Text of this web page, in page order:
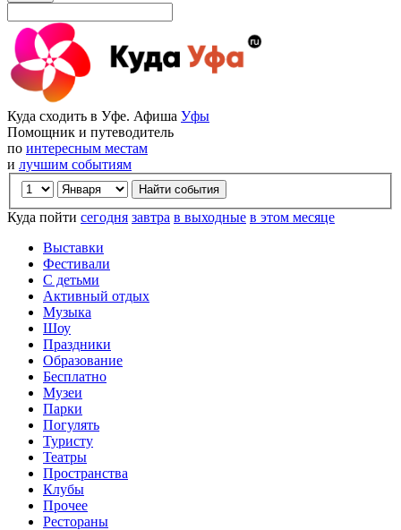
Куда сходить в Уфе. Афиша Уфы
Помощник и путеводитель
по интересным местам
и лучшим событиям
Куда пойти сегодня завтра в выходные в этом месяце
Выставки
Фестивали
С детьми
Активный отдых
Музыка
Шоу
Праздники
Образование
Бесплатно
Музеи
Парки
Погулять
Туристу
Театры
Пространства
Клубы
Прочее
Рестораны